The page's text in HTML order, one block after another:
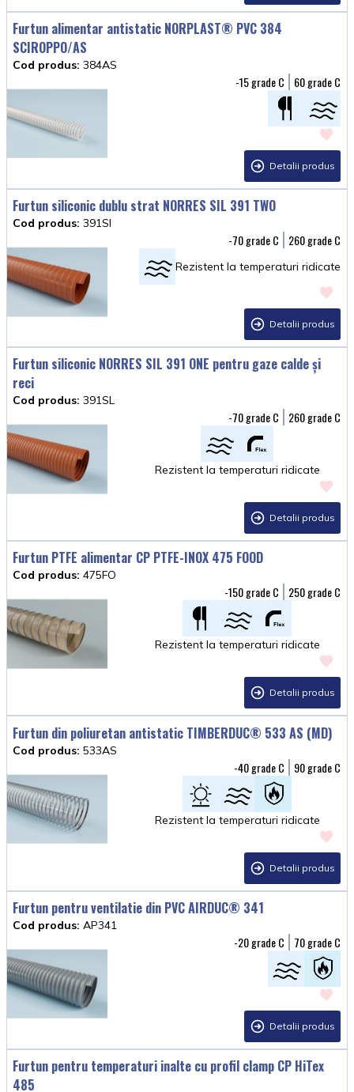
Furtun alimentar antistatic NORPLAST® PVC 384
SCIROPPO/AS
Cod produs: 384AS
-15 60
Detalii produs
Furtun siliconic dublu strat NORRES SIL 391 TWO
Cod produs: 391SI
-70 260
Rezistent la temperaturi ridicate
Detalii produs
Furtun siliconic NORRES SIL 391 ONE pentru gaze calde și
reci
Cod produs: 391SL
-70 260
Rezistent la temperaturi ridicate
Detalii produs
Furtun PTFE alimentar CP PTFE-INOX 475 FOOD
Cod produs: 475FO
-150 250
Rezistent la temperaturi ridicate
Detalii produs
Furtun din poliuretan antistatic TIMBERDUC® 533 AS (MD)
Cod produs: 533AS
-40 90
Rezistent la temperaturi ridicate
Detalii produs
Furtun pentru ventilatie din PVC AIRDUC® 341
Cod produs: AP341
-20 70
Detalii produs
Furtun pentru temperaturi inalte cu profil clamp CP HiTex
485